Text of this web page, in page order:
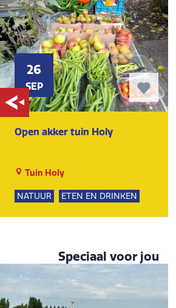
26
SEP
Open akker tuin Holy
Tuin Holy
NATUUR ETEN EN DRINKEN
Speciaal voor jou